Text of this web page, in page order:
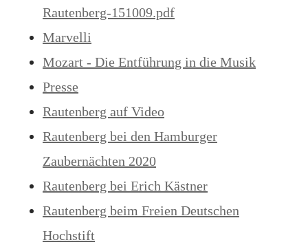
Rautenberg-151009.pdf
Marvelli
Mozart - Die Entführung in die Musik
Presse
Rautenberg auf Video
Rautenberg bei den Hamburger
Zaubernächten 2020
Rautenberg bei Erich Kästner
Rautenberg beim Freien Deutschen
Hochstift